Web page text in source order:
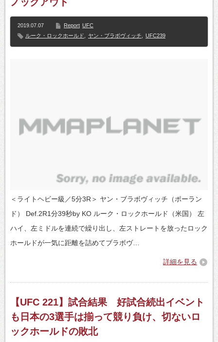
2019.07.07 Report UFC
ルーク・ロックホールド
ヤン・ブラボヴィッチ UFC239
＜ライトヘビー級／5分3R＞ ヤン・ブラボヴィッチ（ポーラン
ド） Def.2R1分39秒by KO ルーク・ロックホールド（米国） 左
ハイ、左ミドルを連続で繰り出し、左ストレートを放ったロック
ホールドが一気に距離を詰めてブラボヴ…
詳細を見る
【UFC 221】試合結果 好試合続出イベント
も日本の3選手は揃って競り負け、切ないロ
ックホールドの敗北